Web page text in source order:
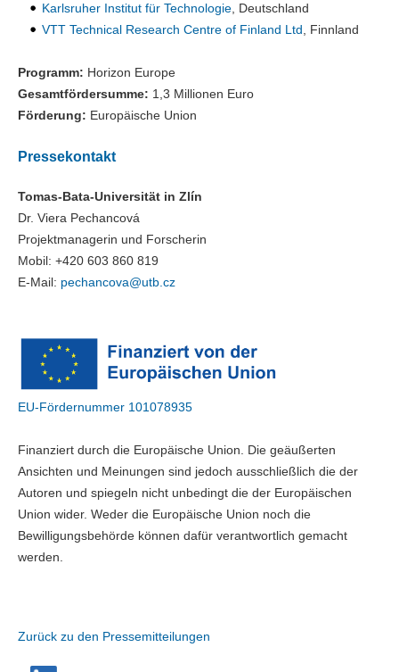
Karlsruher Institut für Technologie , Deutschland
VTT Technical Research Centre of Finland Ltd , Finnland
Programm: Horizon Europe
Gesamtfördersumme: 1,3 Millionen Euro
Förderung: Europäische Union
Pressekontakt
Tomas-Bata-Universität in Zlín
Dr. Viera Pechancová
Projektmanagerin und Forscherin
Mobil: +420 603 860 819
E-Mail: pechancova@utb.cz
EU-Fördernummer 101078935
Finanziert durch die Europäische Union. Die geäußerten
Ansichten und Meinungen sind jedoch ausschließlich die der
Autoren und spiegeln nicht unbedingt die der Europäischen
Union wider. Weder die Europäische Union noch die
Bewilligungsbehörde können dafür verantwortlich gemacht
werden.
Zurück zu den Pressemitteilungen